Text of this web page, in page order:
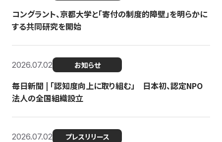
コングラント、京都大学と「寄付の制度的障壁」を明らかに
する共同研究を開始
2026.07.02 お知らせ
毎日新聞 | 「認知度向上に取り組む」 日本初、認定NPO
法人の全国組織設立
2026.07.02 プレスリリース